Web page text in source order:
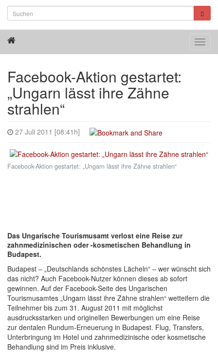
Facebook-Aktion gestartet:
„Ungarn lässt ihre Zähne
strahlen“
27 Juli 2011 [08:41h]
Facebook-Aktion gestartet: „Ungarn lässt ihre Zähne strahlen“
Das Ungarische Tourismusamt verlost eine Reise zur
zahnmedizinischen oder -kosmetischen Behandlung in
Budapest.
Budapest – „Deutschlands schönstes Lächeln“ – wer wünscht sich
das nicht? Auch Facebook-Nutzer können dieses ab sofort
gewinnen. Auf der Facebook-Seite des Ungarischen
Tourismusamtes „Ungarn lässt ihre Zähne strahlen“ wetteifern die
Teilnehmer bis zum 31. August 2011 mit möglichst
ausdrucksstarken und originellen Bewerbungen um eine Reise
zur dentalen Rundum-Erneuerung in Budapest. Flug, Transfers,
Unterbringung im Hotel und zahnmedizinische oder kosmetische
Behandlung sind im Preis inklusive.